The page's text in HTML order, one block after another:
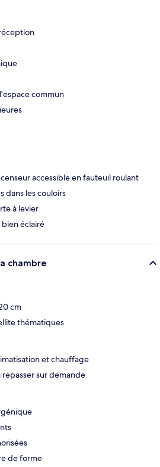
commun
accessible en fauteuil roulant
dans les couloirs
à levier
éclairé
chambre
cm
thématiques
et chauffage
repasser sur demande
de forme